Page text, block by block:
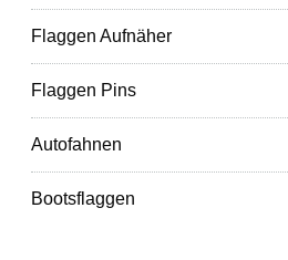
Flaggen Aufnäher
Flaggen Pins
Autofahnen
Bootsflaggen